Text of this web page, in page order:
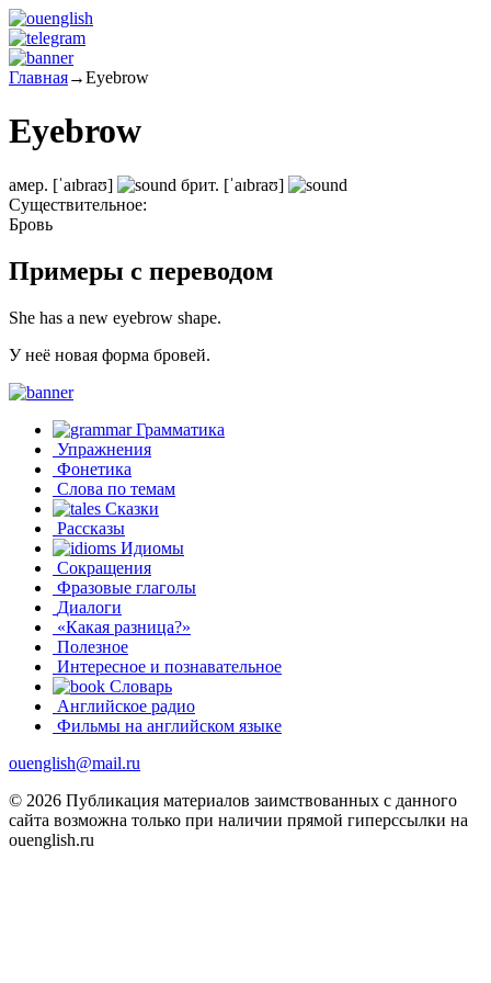
Главная→Eyebrow
Eyebrow
амер. [ˈaɪbraʊ] брит. [ˈaɪbraʊ]
Существительное:
Бровь
Примеры с переводом
She has a new eyebrow shape.
У неё новая форма бровей.
Грамматика
Упражнения
Фонетика
Слова по темам
Сказки
Рассказы
Идиомы
Сокращения
Фразовые глаголы
Диалоги
«Какая разница?»
Полезное
Интересное и познавательное
Словарь
Английское радио
Фильмы на английском языке
ouenglish@mail.ru
© 2026 Публикация материалов заимствованных с данного
сайта возможна только при наличии прямой гиперссылки на
ouenglish.ru